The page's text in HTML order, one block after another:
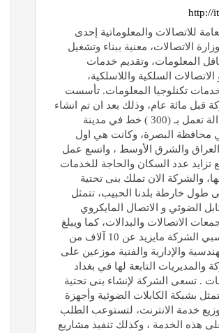
http://
للاتصالات والمعلوماتية إحدى
الاتصالات، معنية ببناء وتشغيل
المعلومات، وتقديم خدمات
الاتصالات السلكية واللاسلكية،
تكنلوجيا المعلومات. تأسست
قبل مائة عام، وذلك بعد ان تم انشاء
و نصب بدالة تعمل بـ (300 ) خط في مدينة
محافظة البصرة، وكانت هي اول
والشرق الأوسط ، واتسع عمل
تزايد عدد السكان والحاجة للخدمات
والشركة الان تملك بنى تحتية
طول خارطة بلدنا الحبيب، تتمثل
الضوئي و الاتصال المايكروي
الاتصالات والبدالات، كما ويبلغ
تعداد منتسبي الشركة مايزيد عن 10 آلاف من
والإدارية والفنية موزعين على
والمديريات التابعة لها في بغداد
. تسعى الشركة لإنشاء بنى تحتية
بشبكة الكابلات الضوئية وأجهزة
خدمة الانترنت، لتستوعب الطلب
على هذه الخدمة ، وكذلك تنفيذ مشاريع